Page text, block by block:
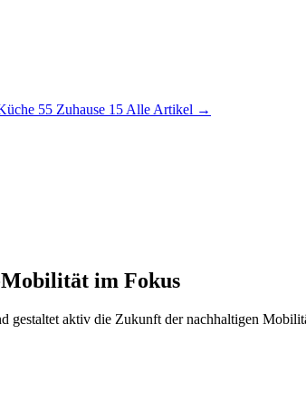
55 Zuhause 15 Alle Artikel →
im Fokus
gestaltet aktiv die Zukunft der nachhaltigen